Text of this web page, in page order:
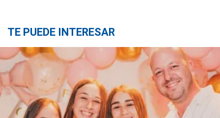
TE PUEDE INTERESAR